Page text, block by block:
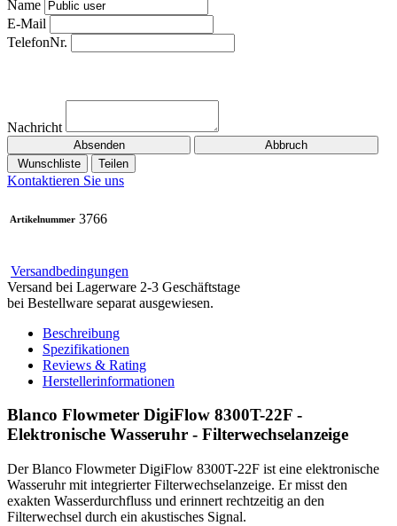
Name
E-Mail
TelefonNr.
Nachricht
Absenden
Abbruch
Wunschliste
Teilen
Kontaktieren Sie uns
Artikelnummer 3766
Versandbedingungen
Versand bei Lagerware 2-3 Geschäftstage
bei Bestellware separat ausgewiesen.
Beschreibung
Spezifikationen
Reviews & Rating
Herstellerinformationen
Blanco Flowmeter DigiFlow 8300T-22F -
Elektronische Wasseruhr - Filterwechselanzeige
Der Blanco Flowmeter DigiFlow 8300T-22F ist eine elektronische
Wasseruhr mit integrierter Filterwechselanzeige. Er misst den
exakten Wasserdurchfluss und erinnert rechtzeitig an den
Filterwechsel durch ein akustisches Signal.